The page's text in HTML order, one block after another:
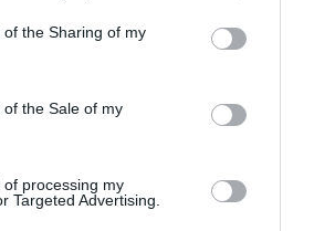
the Sharing of my
the Sale of my
processing my
Targeted Advertising.
das opções (e para já a
grande ecrã e numa boa
com as distâncias sociais
facial, porque até os
boa parte do filme usam
Um filmaço!